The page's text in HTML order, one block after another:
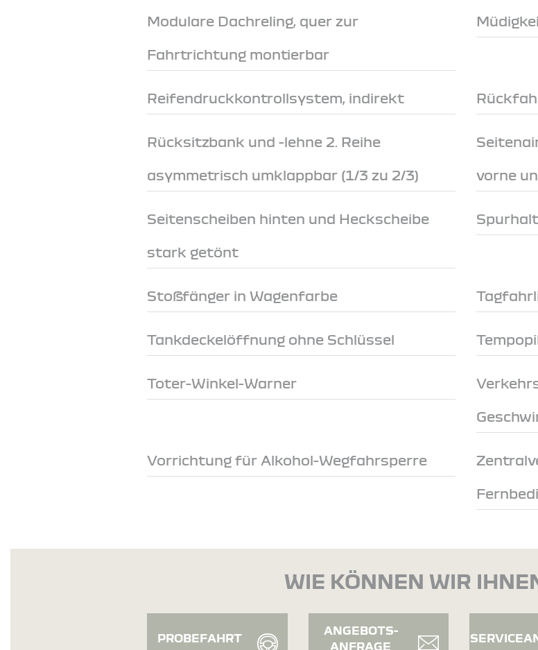
Modulare Dachreling, quer zur
Fahrtrichtung montierbar
Reifendruckkontrollsystem, indirekt
Rücksitzbank und -lehne 2. Reihe
asymmetrisch umklappbar (1/3 zu 2/3) vorne
Seitenscheiben hinten und Heckscheibe
stark getönt
Stoßfänger in Wagenfarbe
Tankdeckelöffnung ohne Schlüssel
Toter-Winkel-Warner
Vorrichtung für Alkohol-Wegfahrsperre
WIE KÖNNEN WIR
PROBEFAHRT
ANGEBOTS-
ANFRAGE